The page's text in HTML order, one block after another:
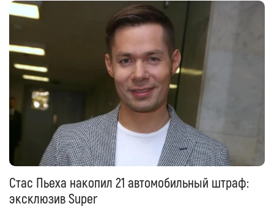
Стас Пьеха накопил 21 автомобильный штраф:
эксклюзив Super